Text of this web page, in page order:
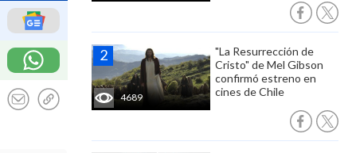
4689
"La Resurrección de
Cristo" de Mel Gibson
confirmó estreno en
cines de Chile